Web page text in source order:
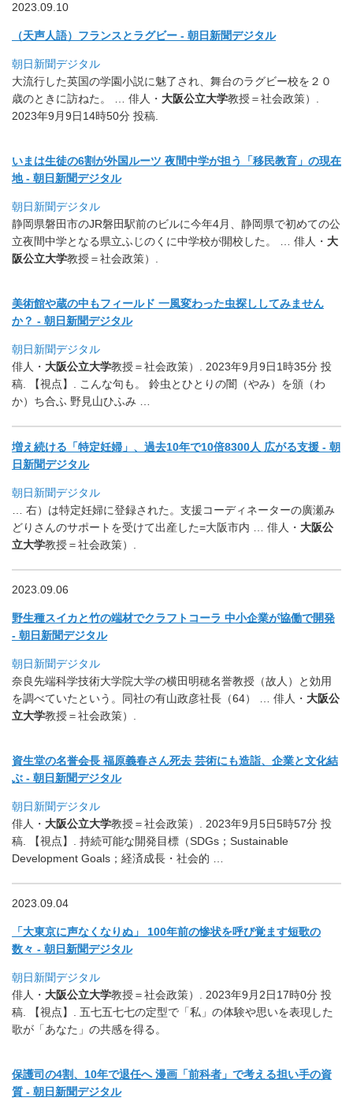
2023.09.10
（天声人語）フランスとラグビー - 朝日新聞デジタル
朝日新聞デジタル
大流行した英国の学園小説に魅了され、 舞台のラグビー校を２０
歳のときに訪ねた。 … 俳人・ 大阪公立大学教授＝社会政策）.
2023年9月9日14時50分 投稿.
いまは生徒の6割が外国ルーツ 夜間中学が担う「移民教育」の現在
地 - 朝日新聞デジタル
朝日新聞デジタル
静岡県磐田市のJR磐田駅前のビルに今年4月、 静岡県で初めての公
立夜間中学となる県立ふじのくに中学校が開校 した。 … 俳人・ 大
阪公立大学教授＝社会政策）.
美術館や蔵の中もフィールド 一風変わった虫探ししてみません
か？ - 朝日新聞デジタル
朝日新聞デジタル
俳人・ 大阪公立大学教授＝社会政策）. 2023年9月9日1時35分 投
稿. 【視点】. こんな句も。 鈴虫とひとりの闇（やみ）を頒（わ
か）ち合ふ 野見山ひふみ …
増え続ける「特定妊婦」、過去10年で10倍8300人 広がる支援 - 朝
日新聞デジタル
朝日新聞デジタル
… 右）は特定妊婦に登録された。 支援コーディネーターの廣瀬み
どりさんのサポートを受けて出産した=大阪市内 … 俳人・ 大阪公
立大学教授＝社会政策）.
2023.09.06
野生種スイカと竹の端材でクラフトコーラ 中小企業が協働で開発
- 朝日新聞デジタル
朝日新聞デジタル
奈良先端科学技術大学院大学の横田明穂名誉教授（故人）
と効用
を調べていたという。同社の有山政彦社長（64） … 俳人・ 大阪公
立大学教授＝社会政策）.
資生堂の名誉会長 福原義春さん死去 芸術にも造詣、企業と文化結
ぶ - 朝日新聞デジタル
朝日新聞デジタル
俳人・ 大阪公立大学教授＝社会政策）. 2023年9月5日5時57分 投
稿. 【視点】. 持続可能な開発目標（SDGs；Sustainable
Development Goals；経済成長・社会的 …
2023.09.04
「大東京に声なくなりぬ」 100年前の惨状を呼び覚ます短歌の
数々 - 朝日新聞デジタル
朝日新聞デジタル
俳人・ 大阪公立大学教授＝社会政策）. 2023年9月2日17時0分 投
稿. 【視点】. 五七五七七の定型で「私」の体験や思いを表現した
歌が「あなた」 の共感を得る。
保護司の4割、10年で退任へ 漫画「前科者」で考える担い手の資
質 - 朝日新聞デジタル